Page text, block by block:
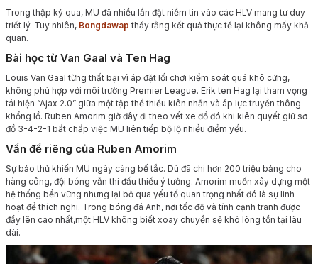
Trong thập kỷ qua, MU đã nhiều lần đặt niềm tin vào các HLV mang tư duy
triết lý. Tuy nhiên, Bongdawap thấy rằng kết quả thực tế lại không mấy khả
quan.
Bài học từ Van Gaal và Ten Hag
Louis Van Gaal từng thất bại vì áp đặt lối chơi kiểm soát quá khô cứng,
không phù hợp với môi trường Premier League. Erik ten Hag lại tham vọng
tái hiện “Ajax 2.0” giữa một tập thể thiếu kiên nhẫn và áp lực truyền thông
khổng lồ. Ruben Amorim giờ đây đi theo vết xe đổ đó khi kiên quyết giữ sơ
đồ 3-4-2-1 bất chấp việc MU liên tiếp bộ lộ nhiều điểm yếu.
Vấn đề riêng của Ruben Amorim
Sự bảo thủ khiến MU ngày càng bế tắc. Dù đã chi hơn 200 triệu bảng cho
hàng công, đội bóng vẫn thi đấu thiếu ý tưởng. Amorim muốn xây dựng một
hệ thống bền vững nhưng lại bỏ qua yếu tố quan trọng nhất đó là sự linh
hoạt để thích nghi. Trong bóng đá Anh, nơi tốc độ và tính cạnh tranh được
đẩy lên cao nhất,một HLV không biết xoay chuyển sẽ khó lòng tồn tại lâu
dài.